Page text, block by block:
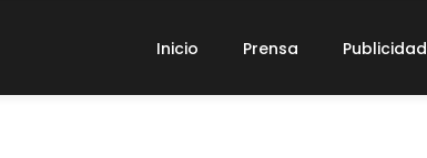
Inicio Prensa Publicidad